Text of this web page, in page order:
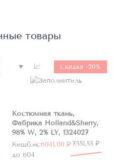
товары
Нет в
наличииСкидка -20%
Костюмная ткань,
Фабрика Holland&Sherry,
98% W, 2% LY, 1324027
7551,55 ₽
Первоначальная
цена
6041,00 ₽
Текущая
цена:
Кешбэк:
до 604